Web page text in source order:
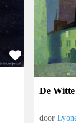
De
door